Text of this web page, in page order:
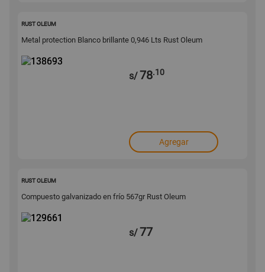
RUST OLEUM
Metal protection Blanco brillante 0,946 Lts Rust Oleum
s/78.10
Agregar
RUST OLEUM
Compuesto galvanizado en frío 567gr Rust Oleum
s/77